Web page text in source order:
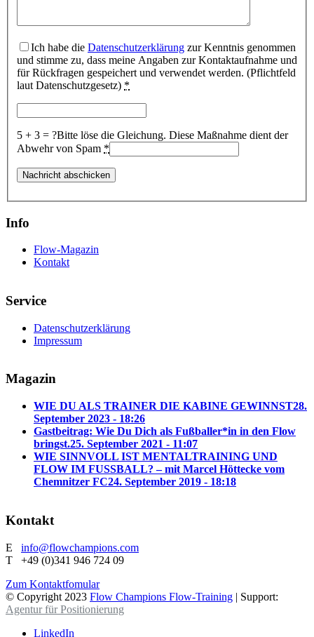
Ich habe die Datenschutzerklärung zur Kenntnis genommen
und stimme zu, dass meine Angaben zur Kontaktaufnahme und
für Rückfragen gespeichert und verwendet werden. (Pflichtfeld
laut Datenschutzgesetz) *
5 + 3 = ?Bitte löse die Gleichung. Diese Maßnahme dient der
Abwehr von Spam *
Info
Flow-Magazin
Kontakt
Service
Datenschutzerklärung
Impressum
Magazin
WIE DU ALS TRAINER DIE KABINE GEWINNST28.
September 2023 - 18:26
Gastbeitrag: Wie Du Dich als Fußballer*in in den Flow
bringst.25. September 2021 - 11:07
WIE SINNVOLL IST MENTALTRAINING UND
FLOW IM FUSSBALL? – mit Marcel Höttecke vom
Chemnitzer FC24. September 2019 - 18:18
Kontakt
E info@flowchampions.com
T +49 (0)341 946 724 09
Zum Kontaktfomular
© Copyright 2023 Flow Champions Flow-Training | Support:
Agentur für Positionierung
LinkedIn